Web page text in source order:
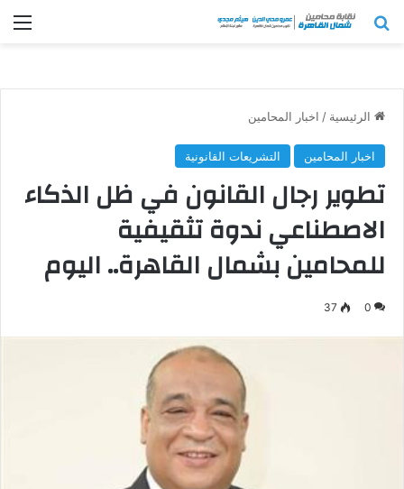
بحث عن
الرئيسية / اخبار المحامين
اخبار المحامين التشريعات القانونية
تطوير رجال القانون في ظل الذكاء
الاصطناعي ندوة تثقيفية
للمحامين بشمال القاهرة.. اليوم
0
37